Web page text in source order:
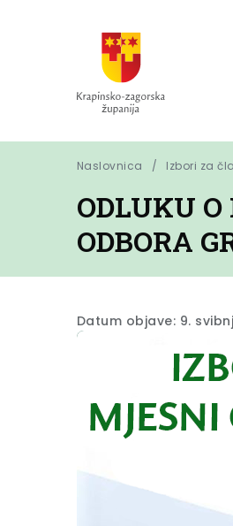
Naslovnica Izbori za
ODLUKU
ODBORA
Datum objave: 9.